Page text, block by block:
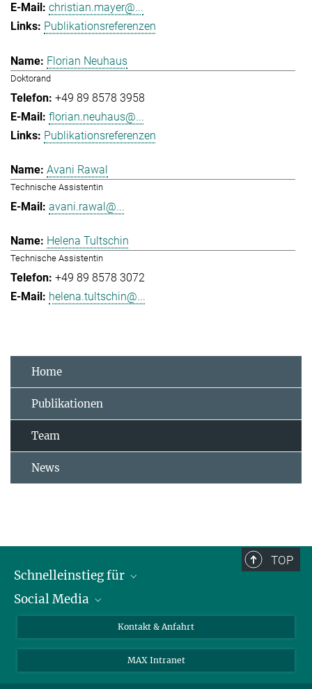
christian.mayer@...
Publikationsreferenzen
Florian Neuhaus
Doktorand
+49 89 8578 3958
florian.neuhaus@...
Publikationsreferenzen
Avani Rawal
Technische Assistentin
avani.rawal@...
Helena Tultschin
Technische Assistentin
+49 89 8578 3072
helena.tultschin@...
Home
Publikationen
Team
News
TOP
Schnelleinstieg für
Journalist*innen
Bewerbende
Social Media
Instagram
LinkedIn
Kontakt & Anfahrt
MAX Intranet